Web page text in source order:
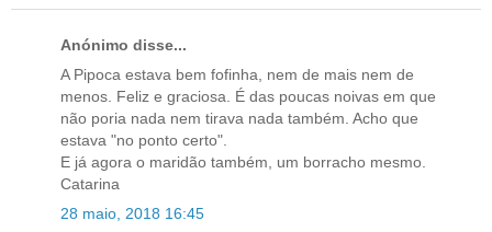
Anónimo disse...
A Pipoca estava bem fofinha, nem de mais nem de
menos. Feliz e graciosa. É das poucas noivas em que
não poria nada nem tirava nada também. Acho que
estava "no ponto certo".
E já agora o maridão também, um borracho mesmo.
Catarina
28 maio, 2018 16:45